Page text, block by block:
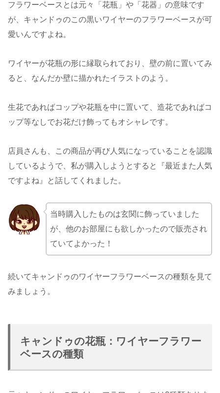
フラワーベースとは元々「花瓶」や「花器」の意味です
が、キャンドゥのこの黒いワイヤーのフラワーベースが可
愛いんですよね。
ワイヤーが花瓶の形に縁取られており、壁の前に置いてみ
ると、なんだか壁に描かれたイラストのよう。
生花であればコップや花瓶を中に置いて、造花であればコ
ップ等なしでお花だけ飾ってもオシャレです。
店員さんも、この商品が再び人気になっていることを認識
しているようで、私が購入しようとすると『最近また人気
ですよね』と話してくれました。
当時購入したものは玄関に飾っていました
が、他のお部屋にも欲しかったので販売され
ていてよかった！
続いてキャンドゥのワイヤーフラワーベースの種類を見て
みましょう。
キャンドゥの花瓶：ワイヤーフラワー
ベースの種類